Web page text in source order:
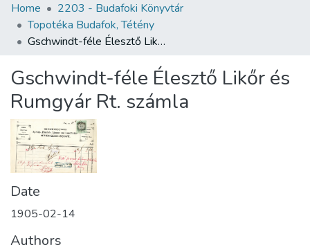
Communities & Collections
All of DSpace
About us
Home
2203 - Budafoki Könyvtár
Topotéka Budafok, Tétény
Gschwindt-féle Élesztő Likőr és Rumgyár Rt. számla
Gschwindt-féle Élesztő Likőr és
Rumgyár Rt. számla
Date
1905-02-14
Authors